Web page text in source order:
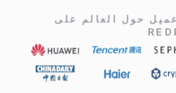
أكثر من 6,000 عميل حول العالم على